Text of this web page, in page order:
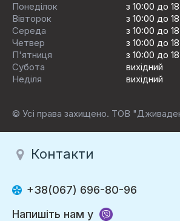
Понеділок
з 10:00 до
Вівторок
з 10:00 до
Середа
з 10:00 до
Четвер
з 10:00 до
П'ятниця
з 10:00 до
Субота
вихідний
Неділя
вихідний
© Усі права захищено. ТОВ
Контакти
+38(067) 696-80-96
Напишіть нам у